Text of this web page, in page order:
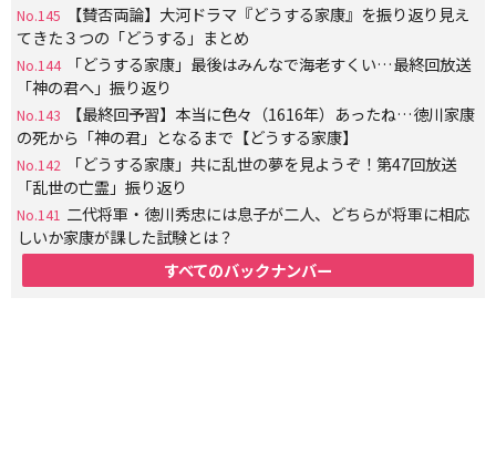
No.145
【賛否両論】大河ドラマ『どうする家康』を振り返り見え
てきた３つの「どうする」まとめ
No.144
「どうする家康」最後はみんなで海老すくい…最終回放送
「神の君へ」振り返り
No.143
【最終回予習】本当に色々（1616年）あったね…徳川家康
の死から「神の君」となるまで【どうする家康】
No.142
「どうする家康」共に乱世の夢を見ようぞ！第47回放送
「乱世の亡霊」振り返り
No.141 二代将軍・徳川秀忠には息子が二人、どちらが将軍に相応
しいか家康が課した試験とは？
すべてのバックナンバー